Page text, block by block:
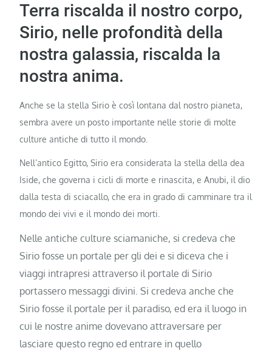
Terra riscalda il nostro corpo,
Sirio, nelle profondità della
nostra galassia, riscalda la
nostra anima.
Anche se la stella Sirio è così lontana dal nostro pianeta,
sembra avere un posto importante nelle storie di molte
culture antiche di tutto il mondo.
Nell’antico Egitto, Sirio era considerata la stella della dea
Iside, che governa i cicli di morte e rinascita, e Anubi, il dio
dalla testa di sciacallo, che era in grado di camminare tra il
mondo dei vivi e il mondo dei morti.
Nelle antiche culture sciamaniche, si credeva che
Sirio fosse un portale per gli dei e si diceva che i
viaggi intrapresi attraverso il portale di Sirio
portassero messaggi divini.Si credeva anche che
Sirio fosse il portale per il paradiso, ed era il luogo in
cui le nostre anime dovevano attraversare per
lasciare questo regno ed entrare in quello